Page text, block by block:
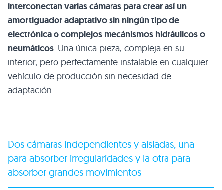
interconectan varias cámaras para crear así un
amortiguador adaptativo sin ningún tipo de
electrónica o complejos mecánismos hidráulicos o
neumáticos. Una única pieza, compleja en su
interior, pero perfectamente instalable en cualquier
vehículo de producción sin necesidad de
adaptación.
Dos cámaras independientes y aisladas, una
para absorber irregularidades y la otra para
absorber grandes movimientos